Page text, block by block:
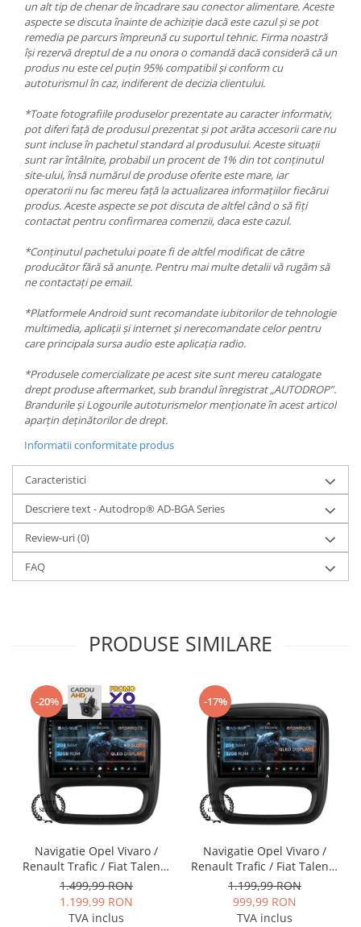
un alt tip de chenar de încadrare sau conector alimentare. Aceste
aspecte se discuta înainte de achiziție dacă este cazul și se pot
remedia pe parcurs împreună cu suportul tehnic. Firma noastră
își rezervă dreptul de a nu onora o comandă dacă consideră că un
produs nu este cel puțin 95% compatibil și conform cu
autoturismul în caz, indiferent de decizia clientului.
*Toate fotografiile produselor prezentate au caracter informativ,
pot diferi față de produsul prezentat și pot arăta accesorii care nu
sunt incluse în pachetul standard al produsului. Aceste situații
sunt rar întâlnite, probabil un procent de 1% din tot conținutul
site-ului, însă numărul de produse oferite este mare, iar
operatorii nu fac mereu față la actualizarea informațiilor fiecărui
produs. Aceste aspecte se pot discuta de altfel când o să fiți
contactat pentru confirmarea comenzii, daca este cazul.
*Conținutul pachetului poate fi de altfel modificat de către
producător fără să anunțe. Pentru mai multe detalii vă rugăm să
ne contactați pe email.
*Platformele Android sunt recomandate iubitorilor de tehnologie
multimedia, aplicații și internet și nerecomandate celor pentru
care principala sursa audio este aplicația radio.
*Produsele comercializate pe acest site sunt mereu catalogate
drept produse aftermarket, sub brandul înregistrat „AUTODROP”.
Brandurile și Logourile autoturismelor menționate în acest articol
aparțin deținătorilor de drept.
Informatii conformitate produs
Caracteristici
Descriere text - Autodrop® AD-BGA Series
Review-uri(0)
FAQ
PRODUSE SIMILARE
-20%
Navigatie Opel Vivaro /
Renault Trafic / Fiat Talento
(2014-2017), Android, E-
Octacore / 2GB RAM + 32GB
ROM, 9 Inch - AD-
1.499,99 RON
1.199,99 RON
TVA inclus
-17%
Navigatie Opel Vivaro /
Renault Trafic / Fiat Talento
(2014-2017), Android, P-
Octacore / 2GB RAM + 32GB
ROM, 9 Inch - AD-
1.199,99 RON
999,99 RON
TVA inclus